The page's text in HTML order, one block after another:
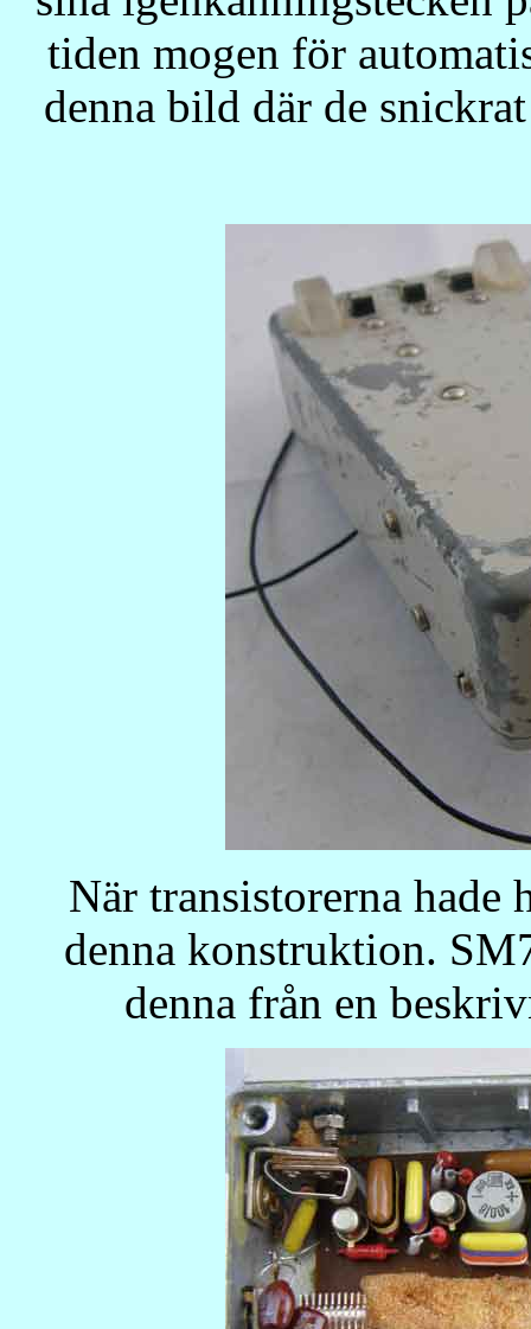
tiden mogen för
denna bild där de
När transistorerna
denna konstruktion.
denna från en